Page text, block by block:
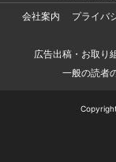
会社案内
プライバ
広告出稿・お取り
一般の読者